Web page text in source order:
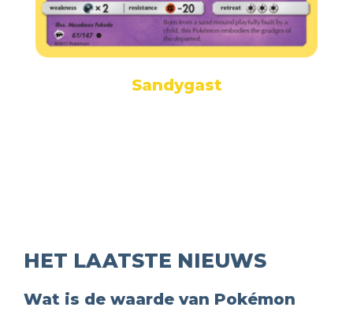
Sandygast
HET LAATSTE NIEUWS
Wat is de waarde van Pokémon